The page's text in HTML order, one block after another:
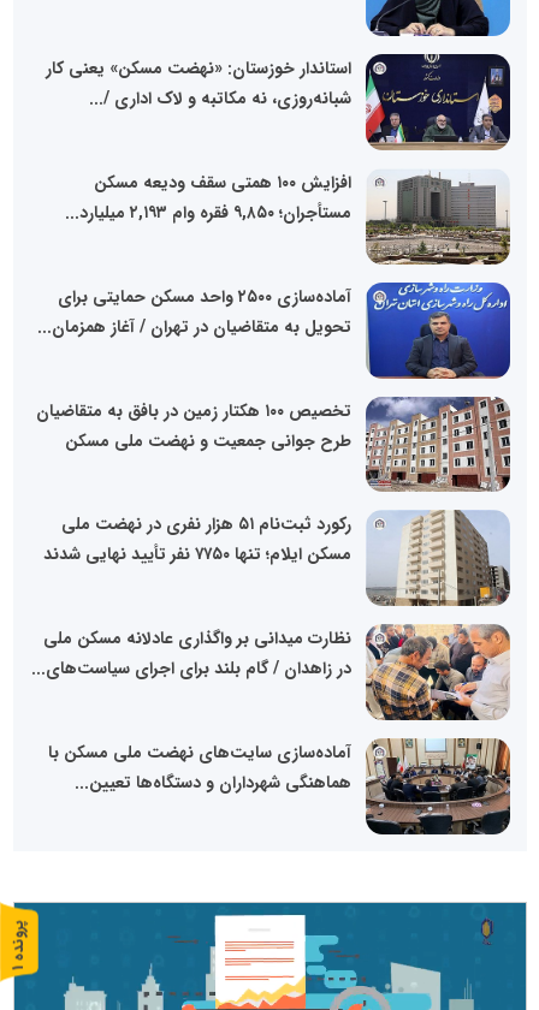
استاندار خوزستان: «نهضت مسکن» یعنی کار
شبانه‌روزی، نه مکاتبه و لاک اداری /...
افزایش ۱۰۰ همتی سقف ودیعه مسکن
مستأجران؛ ۹,۸۵۰ فقره وام ۲,۱۹۳ میلیارد...
آماده‌سازی ۲۵۰۰ واحد مسکن حمایتی برای
تحویل به متقاضیان در تهران / آغاز همزمان...
تخصیص ۱۰۰ هکتار زمین در بافق به متقاضیان
طرح جوانی جمعیت و نهضت ملی مسکن
رکورد ثبت‌نام ۵۱ هزار نفری در نهضت ملی
مسکن ایلام؛ تنها ۷۷۵۰ نفر تأیید نهایی شدند
نظارت میدانی بر واگذاری عادلانه مسکن ملی
در زاهدان / گام بلند برای اجرای سیاست‌های...
آماده‌سازی سایت‌های نهضت ملی مسکن با
هماهنگی شهرداران و دستگاه‌ها تعیین...
پ
ر
و
ن
د
ه
1